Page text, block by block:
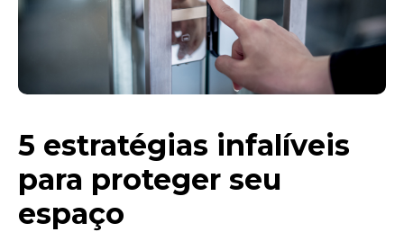
5 estratégias infalíveis
para proteger seu
espaço